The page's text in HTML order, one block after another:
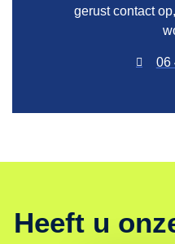
gerust contact
06
Heeft u